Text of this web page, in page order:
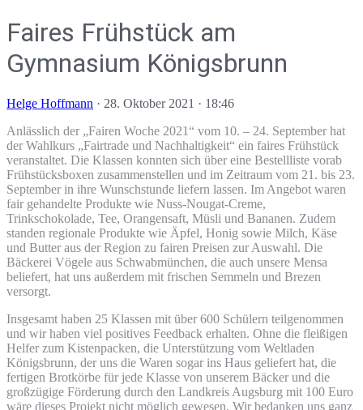
Faires Frühstück am
Gymnasium Königsbrunn
Helge Hoffmann · 28. Oktober 2021 · 18:46
Anlässlich der „Fairen Woche 2021“ vom 10. – 24. September hat
der Wahlkurs „Fairtrade und Nachhaltigkeit“ ein faires Frühstück
veranstaltet. Die Klassen konnten sich über eine Bestellliste vorab
Frühstücksboxen zusammenstellen und im Zeitraum vom 21. bis 23.
September in ihre Wunschstunde liefern lassen. Im Angebot waren
fair gehandelte Produkte wie Nuss-Nougat-Creme,
Trinkschokolade, Tee, Orangensaft, Müsli und Bananen. Zudem
standen regionale Produkte wie Äpfel, Honig sowie Milch, Käse
und Butter aus der Region zu fairen Preisen zur Auswahl. Die
Bäckerei Vögele aus Schwabmünchen, die auch unsere Mensa
beliefert, hat uns außerdem mit frischen Semmeln und Brezen
versorgt.
Insgesamt haben 25 Klassen mit über 600 Schülern teilgenommen
und wir haben viel positives Feedback erhalten. Ohne die fleißigen
Helfer zum Kistenpacken, die Unterstützung vom Weltladen
Königsbrunn, der uns die Waren sogar ins Haus geliefert hat, die
fertigen Brotkörbe für jede Klasse von unserem Bäcker und die
großzügige Förderung durch den Landkreis Augsburg mit 100 Euro
wäre dieses Projekt nicht möglich gewesen. Wir bedanken uns ganz